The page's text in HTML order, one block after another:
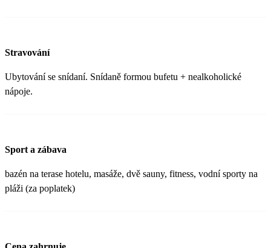
Stravování
Ubytování se snídaní. Snídaně formou bufetu + nealkoholické
nápoje.
Sport a zábava
bazén na terase hotelu, masáže, dvě sauny, fitness, vodní sporty na
pláži (za poplatek)